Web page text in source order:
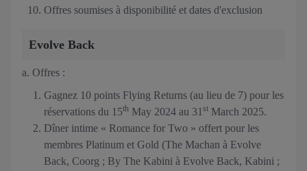
Offres soumises à disponibilité et dates d'exclusion
Evolve Back
a. Offres :
Gagnez 10 points Flying Returns (au lieu de 7) pour les
réservations du 15th May 2024 au 31 st March 2025.
Dîner intime « Romance for Two » offert pour les
membres Platinum et Gold (The Machan à Evolve
Back, Coorg ; By The Kabini à Evolve Back, Kabini ;